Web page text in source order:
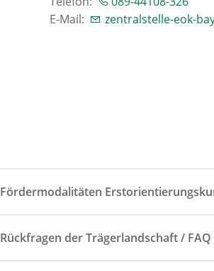
E-Mail:
zentralstelle-eok-
Fördermodalitäten
Rückfragen der Trägerlandschaft / FAQ